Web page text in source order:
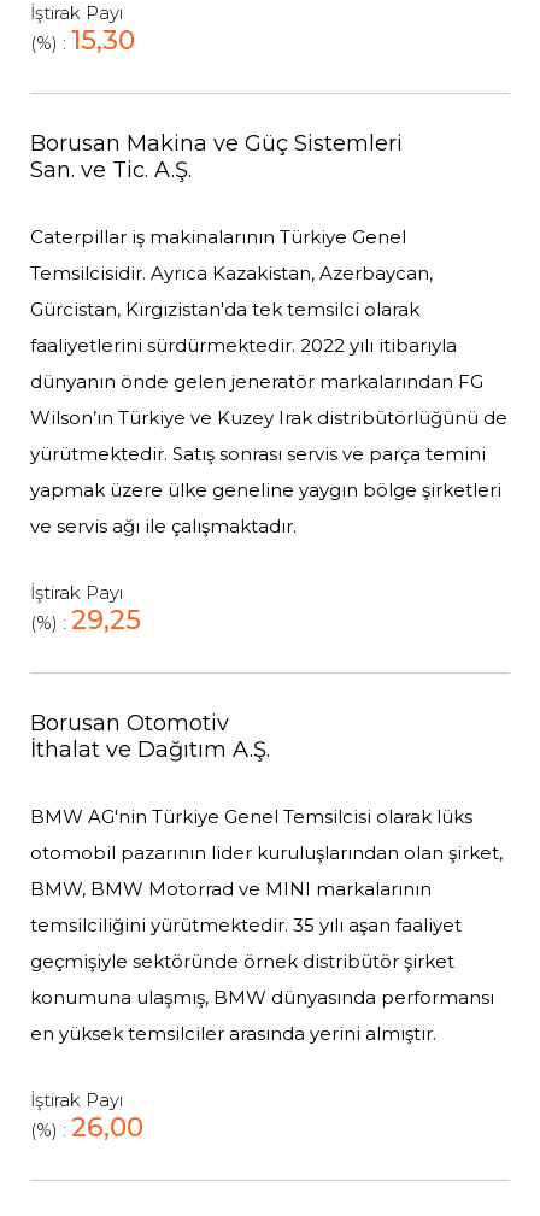
İştirak Payı
(%) : 15,30
Borusan Makina ve Güç Sistemleri
San. ve Tic. A.Ş.
Caterpillar iş makinalarının Türkiye Genel
Temsilcisidir. Ayrıca Kazakistan, Azerbaycan,
Gürcistan, Kırgızistan'da tek temsilci olarak
faaliyetlerini sürdürmektedir. 2022 yılı itibarıyla
dünyanın önde gelen jeneratör markalarından FG
Wilson’ın Türkiye ve Kuzey Irak distribütörlüğünü de
yürütmektedir. Satış sonrası servis ve parça temini
yapmak üzere ülke geneline yaygın bölge şirketleri
ve servis ağı ile çalışmaktadır.
İştirak Payı
(%) : 29,25
Borusan Otomotiv
İthalat ve Dağıtım A.Ş.
BMW AG'nin Türkiye Genel Temsilcisi olarak lüks
otomobil pazarının lider kuruluşlarından olan şirket,
BMW, BMW Motorrad ve MINI markalarının
temsilciliğini yürütmektedir. 35 yılı aşan faaliyet
geçmişiyle sektöründe örnek distribütör şirket
konumuna ulaşmış, BMW dünyasında performansı
en yüksek temsilciler arasında yerini almıştır.
İştirak Payı
(%) : 26,00